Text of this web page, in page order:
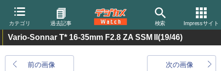
カテゴリ 過去記事 検索 Impressサイト
Vario-Sonnar T* 16-35mm F2.8 ZA SSM II(19/46)
前の画像 次の画像